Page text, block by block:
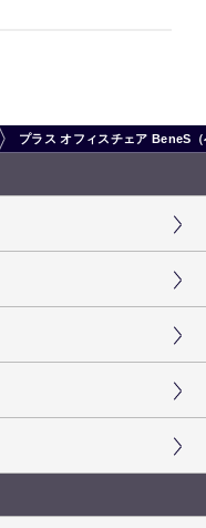
プラス オフィスチェア BeneS